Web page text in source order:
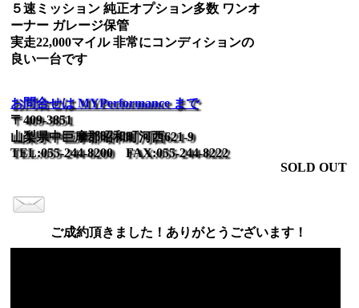
５速ミッション 純正オプション多数 ワンオ
ーナー ガレージ保管
実走22,000マイル 非常にコンディションの
良い一台です
お問合せは MYPerformance まで
〒409-3851
山梨県中巨摩郡昭和町河西621-9
TEL:055-244-8200 FAX:055-244-8222
SOLD OUT
ご成約頂きました！ありがとうございます！